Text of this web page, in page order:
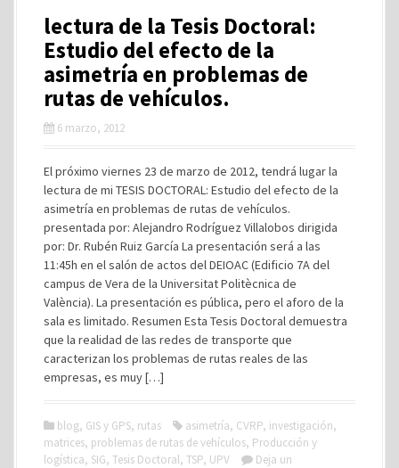
lectura de la Tesis Doctoral:
Estudio del efecto de la
asimetría en problemas de
rutas de vehículos.
6 marzo, 2012
El próximo viernes 23 de marzo de 2012, tendrá lugar la
lectura de mi TESIS DOCTORAL: Estudio del efecto de la
asimetría en problemas de rutas de vehículos.
presentada por: Alejandro Rodríguez Villalobos dirigida
por: Dr. Rubén Ruiz García La presentación será a las
11:45h en el salón de actos del DEIOAC (Edificio 7A del
campus de Vera de la Universitat Politècnica de
València). La presentación es pública, pero el aforo de la
sala es limitado. Resumen Esta Tesis Doctoral demuestra
que la realidad de las redes de transporte que
caracterizan los problemas de rutas reales de las
empresas, es muy […]
blog, GIS y GPS, rutas asimetría, CVRP, investigación,
matrices, problemas de rutas de vehículos, Producción y
logística, SIG, Tesis Doctoral, TSP, UPV
Deja un